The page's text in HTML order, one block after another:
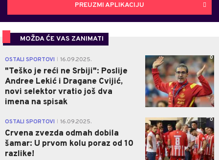
PREUZMI APLIKACIJU
MOŽDA ĆE VAS ZANIMATI
OSTALI SPORTOVI 16.09.2025.
"Teško je reći ne Srbiji": Poslije
Andree Lekić i Dragane Cvijić,
novi selektor vratio još dva
imena na spisak
0
OSTALI SPORTOVI 16.09.2025.
Crvena zvezda odmah dobila
šamar: U prvom kolu poraz od 10
razlike!
0